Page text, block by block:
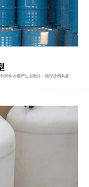
涂料内部产生的泡沫，确保涂料具有